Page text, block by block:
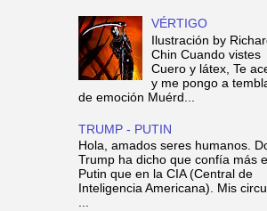
VÉRTIGO
Ilustración by
Chin Cuando vistes
Cuero y látex, Te
y me pongo a
de emoción Muérd...
TRUMP - PUTIN
Hola, amados seres humanos.
Trump ha dicho que confía más
Putin que en la CIA (Central de
Inteligencia Americana). Mis
...